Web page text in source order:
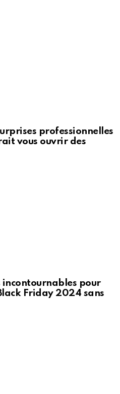
professionnelles
vous ouvrir des
incontournables pour
Friday 2024 sans